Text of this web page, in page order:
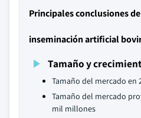
Principales conclusiones
inseminación artificial
Tamaño y
Tamaño del mercado en
Tamaño del mercado
mil millones